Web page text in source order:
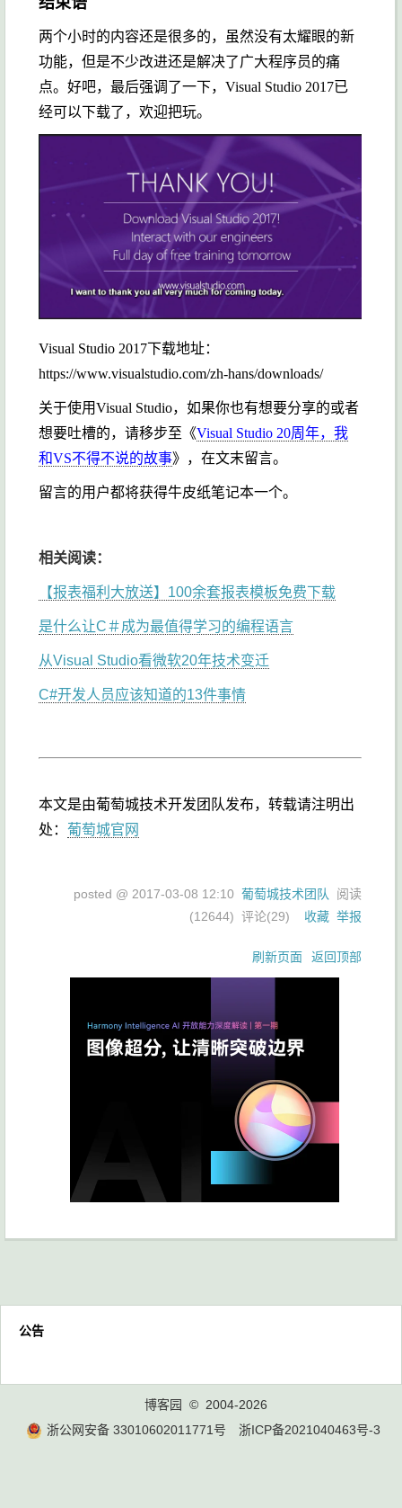
两个小时的内容还是很多的，虽然没有太耀眼的新
功能，但是不少改进还是解决了广大程序员的痛
点。好吧，最后强调了一下，Visual Studio 2017已
经可以下载了，欢迎把玩。
Visual Studio 2017下载地址：
https://www.visualstudio.com/zh-hans/downloads/
关于使用Visual Studio，如果你也有想要分享的或者
想要吐槽的，请移步至《Visual Studio 20周年，我
和VS不得不说的故事》，在文末留言。
留言的用户都将获得牛皮纸笔记本一个。
相关阅读：
【报表福利大放送】100余套报表模板免费下载
是什么让C＃成为最值得学习的编程语言
从Visual Studio看微软20年技术变迁
C#开发人员应该知道的13件事情
本文是由葡萄城技术开发团队发布，转载请注明出
处： 葡萄城官网
posted @ 2017-03-08 12:10 葡萄城技术团队
阅读
(12644) 评论(29) 收藏 举报
刷新页面 返回顶部
公告
博客园
© 2004-2026
浙公网安备 33010602011771号
浙ICP备2021040463号-3